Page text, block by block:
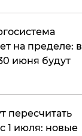
на пределе: в
июня будут
пересчитать
1 июля: новые